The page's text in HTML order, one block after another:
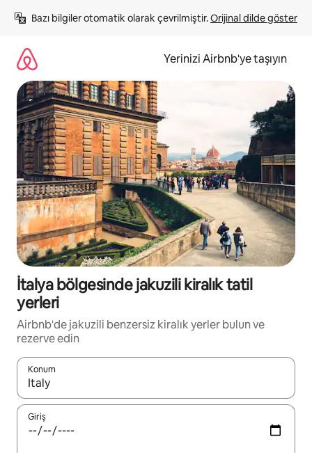
atla
Bazı bilgiler otomatik olarak çevrilmiştir. Orijinal dilde göster
Yerinizi Airbnb'ye taşıyın
İtalya bölgesinde jakuzili kiralık tatil
yerleri
Airbnb'de jakuzili benzersiz kiralık yerler bulun ve
rezerve edin
Konum
Sonuçlar kullanılabilir olduğunda yukarı ve aşağı oklarıyla
Giriş